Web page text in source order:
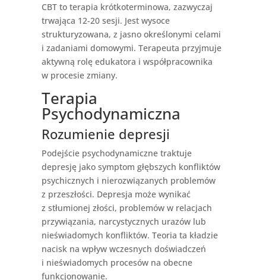
CBT to terapia krótkoterminowa, zazwyczaj
trwająca 12-20 sesji. Jest wysoce
strukturyzowana, z jasno określonymi celami
i zadaniami domowymi. Terapeuta przyjmuje
aktywną rolę edukatora i współpracownika
w procesie zmiany.
Terapia
Psychodynamiczna
Rozumienie depresji
Podejście psychodynamiczne traktuje
depresję jako symptom głębszych konfliktów
psychicznych i nierozwiązanych problemów
z przeszłości. Depresja może wynikać
z stłumionej złości, problemów w relacjach
przywiązania, narcystycznych urazów lub
nieświadomych konfliktów. Teoria ta kładzie
nacisk na wpływ wczesnych doświadczeń
i nieświadomych procesów na obecne
funkcjonowanie.